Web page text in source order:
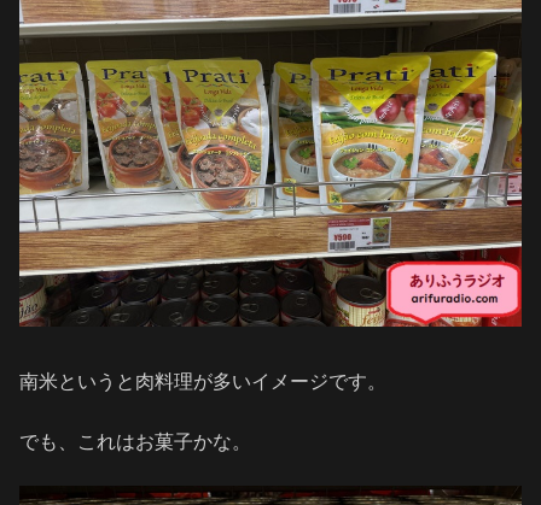
南米というと肉料理が多いイメージです。
でも、これはお菓子かな。